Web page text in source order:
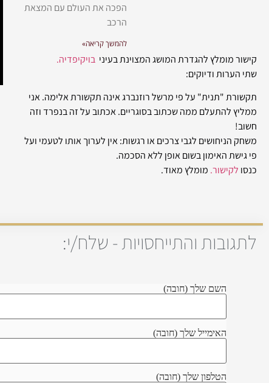
הפכה את העולם עם המצאת
הרכב
להמשך קריאה»
קישור מומלץ להגדרת המושג המצוינת בעיני בויקיפדיה.
שתי הערות ודיוקים:
תקשורת "תנית" על פי מרשל רוזנברג אינה תקשורת אלימה. אני
ממליץ להתעלם ממה שכתוב בסוגריים. אכתוב על זה בנפרד וזה
חשוב!
משחק הניחושים לגבי צרכים או רגשות: אין לערוך אותו לטעמי ועל
פי גישת האימון בשום אופן ללא הסכמה.
כנסו לקישור. מומלץ מאוד.
לתגובות והתייחסויות - שלח/י:
השם שלך (חובה)
האימייל שלך (חובה)
הטלפון שלך (חובה)